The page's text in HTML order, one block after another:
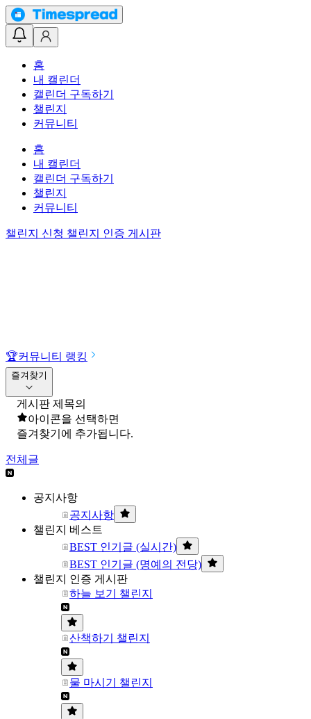
홈
내 캘린더
캘린더 구독하기
챌린지
커뮤니티
홈
내 캘린더
캘린더 구독하기
챌린지
커뮤니티
챌린지 신청 챌린지 인증 게시판
🏆커뮤니티 랭킹
즐겨찾기
게시판 제목의
아이콘을 선택하면
즐겨찾기에 추가됩니다.
전체글
공지사항
공지사항
챌린지 베스트
BEST 인기글 (실시간)
BEST 인기글 (명예의 전당)
챌린지 인증 게시판
하늘 보기 챌린지
산책하기 챌린지
물 마시기 챌린지